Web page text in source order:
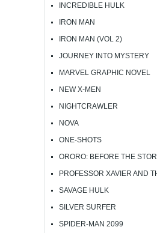
INCREDIBLE HULK
IRON MAN
IRON MAN (VOL 2)
JOURNEY INTO MYSTERY
MARVEL GRAPHIC NOVEL
NEW X-MEN
NIGHTCRAWLER
NOVA
ONE-SHOTS
ORORO: BEFORE THE
PROFESSOR XAVIER AND
SAVAGE HULK
SILVER SURFER
SPIDER-MAN 2099